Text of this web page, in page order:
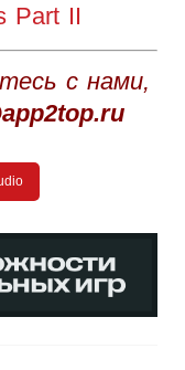
Part II
с нами,